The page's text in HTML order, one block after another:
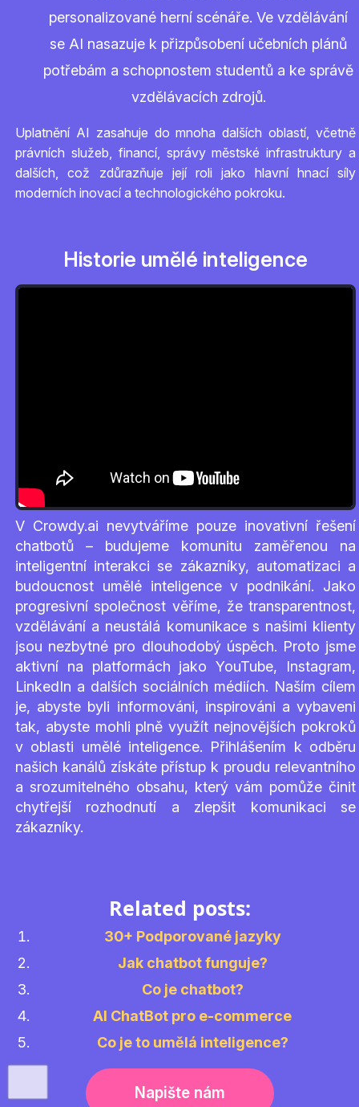
personalizované herní scénáře. Ve vzdělávání
se AI nasazuje k přizpůsobení učebních plánů
potřebám a schopnostem studentů a ke správě
vzdělávacích zdrojů.
Uplatnění AI zasahuje do mnoha dalších oblastí, včetně
právních služeb, financí, správy městské infrastruktury a
dalších, což zdůrazňuje její roli jako hlavní hnací síly
moderních inovací a technologického pokroku.
Historie umělé inteligence
V Crowdy.ai nevytváříme pouze inovativní řešení
chatbotů – budujeme komunitu zaměřenou na
inteligentní interakci se zákazníky, automatizaci a
budoucnost umělé inteligence v podnikání. Jako
progresivní společnost věříme, že transparentnost,
vzdělávání a neustálá komunikace s našimi klienty
jsou nezbytné pro dlouhodobý úspěch. Proto jsme
aktivní na platformách jako YouTube, Instagram,
LinkedIn a dalších sociálních médiích. Naším cílem
je, abyste byli informováni, inspirováni a vybaveni
tak, abyste mohli plně využít nejnovějších pokroků
v oblasti umělé inteligence. Přihlášením k odběru
našich kanálů získáte přístup k proudu relevantního
a srozumitelného obsahu, který vám pomůže činit
chytřejší rozhodnutí a zlepšit komunikaci se
zákazníky.
Related posts:
30+ Podporované jazyky
Jak chatbot funguje?
Co je chatbot?
AI ChatBot pro e-commerce
Co je to umělá inteligence?
Napište nám